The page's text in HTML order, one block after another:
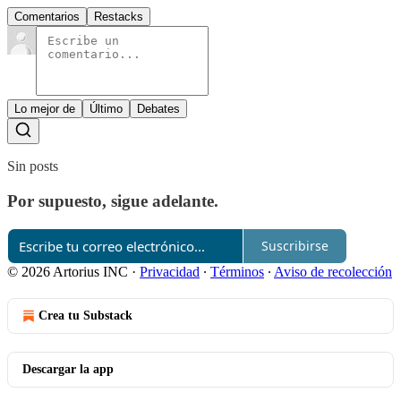
Comentarios Restacks
Lo mejor de Último Debates
Sin posts
Por supuesto, sigue adelante.
Suscribirse
© 2026 Artorius INC · Privacidad ∙ Términos ∙ Aviso de recolección
Crea tu Substack
Descargar la app